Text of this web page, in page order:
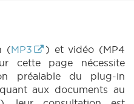
(MP3
) et vidéo (MP4
cette page nécessite
préalable du plug-in
aux documents au